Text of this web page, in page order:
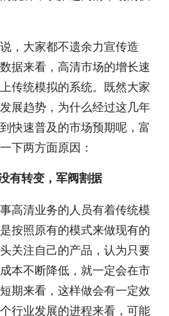
大家都不遗余力宣传造
据来看，高清市场的增长速
传统模拟的系统。既然大家
展趋势，为什么经过这几年
快速普及的市场预期呢，富
下两方面原因：
转变，军阀割据
清业务的人员有着传统模
按照原有的模式来做现有的
关注自己的产品，认为只要
本不断降低，就一定会在市
期来看，这样做会有一定效
行业发展的进程来看，可能